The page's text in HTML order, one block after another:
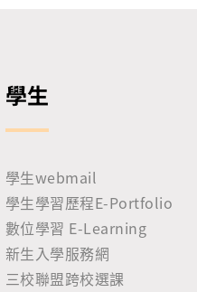
學生
學生webmail
學生學習歷程E-Portfolio
數位學習 E-Learning
新生入學服務網
三校聯盟跨校選課